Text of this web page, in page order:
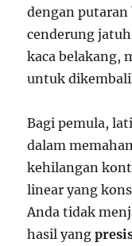
dengan
cenderung
kaca belakang,
untuk
Bagi pemula,
dalam
kehilangan
linear yang
Anda tidak
hasil yang